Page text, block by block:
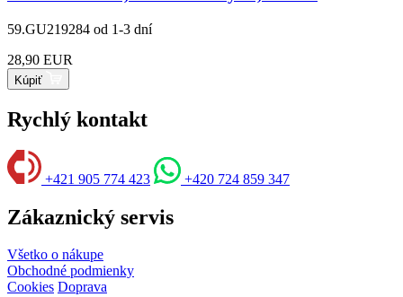
59.GU219284 od 1-3 dní
28,90 EUR
Kúpiť
Rychlý kontakt
+421 905 774 423 +420 724 859 347
Zákaznický servis
Všetko o nákupe
Obchodné podmienky
Cookies Doprava